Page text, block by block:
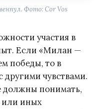
Фото: Cor Vos
участия в
Если «Милан —
победы, то в
чувствами.
должны понимать,
или иных